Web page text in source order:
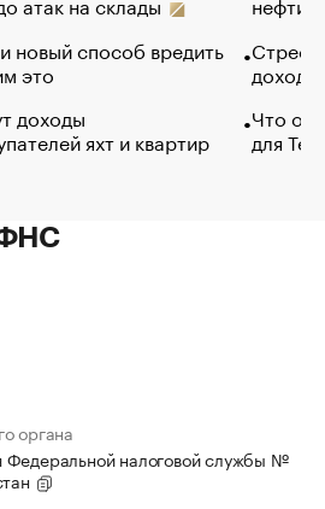
новый способ вредить
это
доходы
яхт и квартир
Что
для
ФНС
органа
Федеральной налоговой службы №